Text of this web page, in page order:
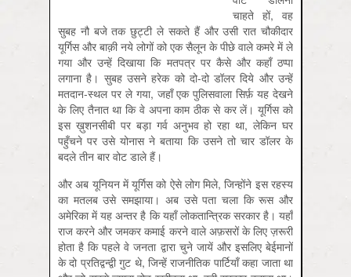
चाहते हों, वह
सुबह नौ बजे तक छुट्टी ले सकते हैं और उसी रात चौकीदार
यूर्गिस और बाक़ी नये लोगों को एक सैलून के पीछे वाले कमरे में ले
गया और उन्हें दिखाया कि मतपत्र पर कैसे और कहाँ ठप्पा
लगाना है। सुबह उसने हरेक को दो-दो डॉलर दिये और उन्हें
मतदान-स्थल पर ले गया, जहाँ एक पुलिसवाला सिर्फ़ यह देखने
के लिए तैनात था कि वे अपना काम ठीक से कर लें। यूर्गिस को
इस ख़ुशनसीबी पर बड़ा गर्व अनुभव हो रहा था, लेकिन घर
पहुँचने पर उसे योनास ने बताया कि उसने तो चार डॉलर के
बदले तीन बार वोट डाले हैं।
और अब यूनियन में यूर्गिस को ऐसे लोग मिले, जिन्होंने इस रहस्य
का मतलब उसे समझाया। अब उसे पता चला कि रूस और
अमेरिका में यह अन्तर है कि यहाँ लोकतान्त्रिक सरकार है। यहाँ
राज करने और जमकर कमाई करने वाले अफ़सरों के लिए ज़रूरी
होता है कि पहले वे जनता द्वारा चुने जायें और इसलिए बेईमानों
के दो प्रतिद्वन्द्वी गुट थे, जिन्हें राजनीतिक पार्टियाँ कहा जाता था